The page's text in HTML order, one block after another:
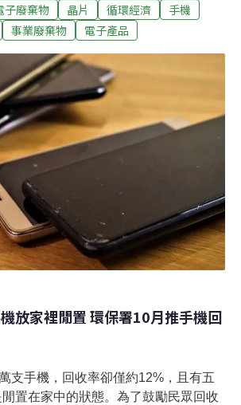
只在歐洲銷售的「Fairphone」，今年
應暨循環經濟會展」設展，期待進軍
中美貿易戰影響，全球開始討論縮短供
思維，鼓勵企業納入「循環」思考。
模組化壞掉輕鬆修TASS自2020
供應暨循環經濟會展」，今年活動在
雄展覽館展開，共十個國家、100家國
全球綠色和平組織「綠色電子品牌」
環保手機品牌「Fairphone」也受邀參
、永續、延長產品週期，生產秉持
子廢棄物 晶片 循環經濟
手機
事業廢棄物 電子產品
放家裡閒置 環保署10月推手機回
支手機，回收率卻僅約12%，且有五
置在家中的狀態。為了鼓勵民眾回收